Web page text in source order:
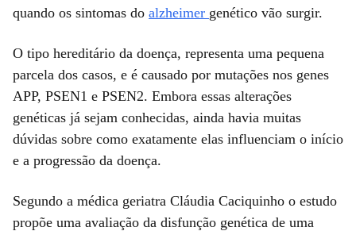
quando os sintomas do alzheimer genético vão surgir.
O tipo hereditário da doença, representa uma pequena
parcela dos casos, e é causado por mutações nos genes
APP, PSEN1 e PSEN2. Embora essas alterações
genéticas já sejam conhecidas, ainda havia muitas
dúvidas sobre como exatamente elas influenciam o início
e a progressão da doença.
Segundo a médica geriatra Cláudia Caciquinho o estudo
propõe uma avaliação da disfunção genética de uma